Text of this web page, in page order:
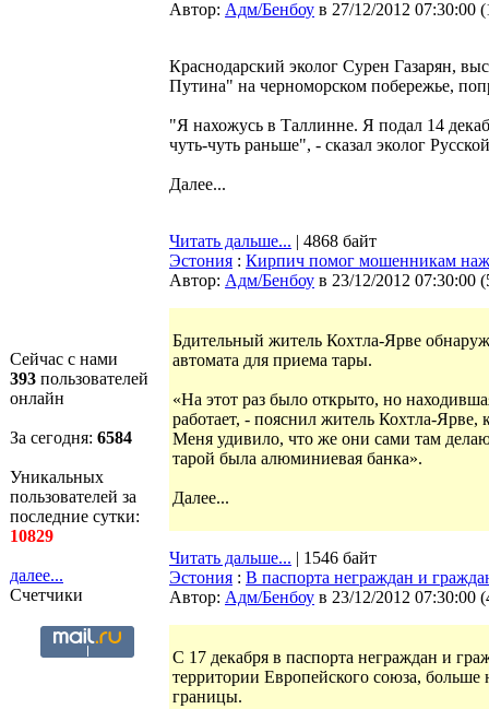
Сейчас с нами
393 пользователей
онлайн
За сегодня: 6584
Уникальных
пользователей за
последние сутки:
10829
далее...
Счетчики
Автор: Адм/Бенбоу в 27/12/2012 07:30:00 (
Краснодарский эколог Сурен Газарян,
Путина" на черноморском побережье,
"Я нахожусь в Таллинне. Я подал 14
чуть-чуть раньше", - сказал эколог
Далее...
Читать дальше... | 4868 байт
Эстония : Кирпич помог мошенникам
Автор: Адм/Бенбоу в 23/12/2012 07:30:00 (
Бдительный житель Кохтла-Ярве
автомата для приема тары.
«На этот раз было открыто, но
работает, - пояснил житель Кохтла-
Меня удивило, что же они сами там
тарой была алюминиевая банка».
Далее...
Читать дальше... | 1546 байт
Эстония : В паспорта неграждан и
Автор: Адм/Бенбоу в 23/12/2012 07:30:00 (
С 17 декабря в паспорта неграждан и
территории Европейского союза, больше
границы.